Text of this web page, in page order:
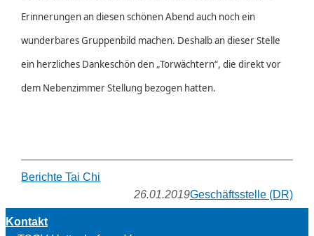
Erinnerungen an diesen schönen Abend auch noch ein
wunderbares Gruppenbild machen. Deshalb an dieser Stelle
ein herzliches Dankeschön den „Torwächtern“, die direkt vor
dem Nebenzimmer Stellung bezogen hatten.
Berichte Tai Chi
26.01.2019Geschäftsstelle (DR)
Kontakt